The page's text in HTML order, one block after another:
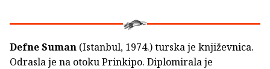
Defne Suman (Istanbul, 1974.) turska je književnica.
Odrasla je na otoku Prinkipo. Diplomirala je